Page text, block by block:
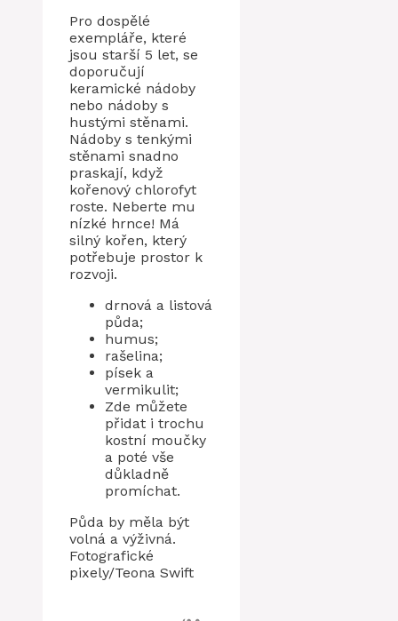
Pro dospělé
exempláře, které
jsou starší 5 let, se
doporučují
keramické nádoby
nebo nádoby s
hustými stěnami.
Nádoby s tenkými
stěnami snadno
praskají, když
kořenový chlorofyt
roste. Neberte mu
nízké hrnce! Má
silný kořen, který
potřebuje prostor k
rozvoji.
drnová a listová
půda;
humus;
rašelina;
písek a
vermikulit;
Zde můžete
přidat i trochu
kostní moučky
a poté vše
důkladně
promíchat.
Půda by měla být
volná a výživná.
Fotografické
pixely/Teona Swift